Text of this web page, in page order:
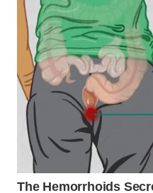
WN DELI
SERDANG
WN
TEBING
TINGGI
WN
PAKPAK